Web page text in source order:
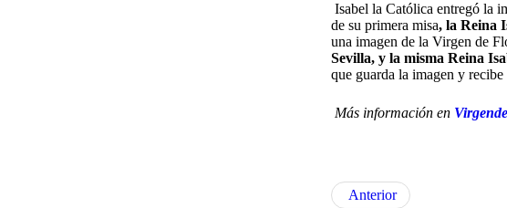
Isabel la Católica entregó la
de su primera misa, la Reina
una imagen de la Virgen de
Sevilla, y la misma Reina
que guarda la imagen y
Más información en
Anterior